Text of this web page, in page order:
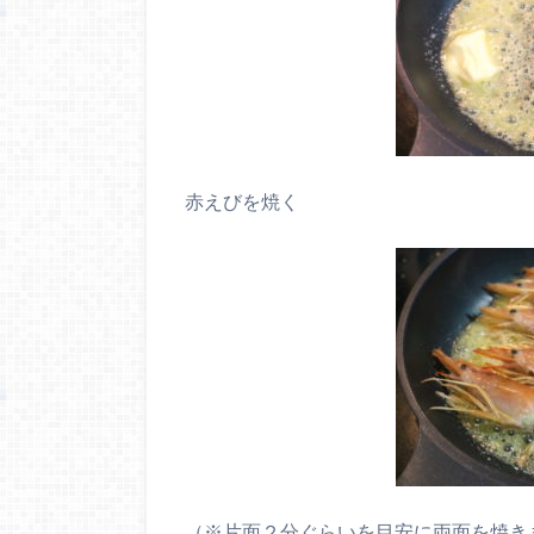
赤えびを焼く